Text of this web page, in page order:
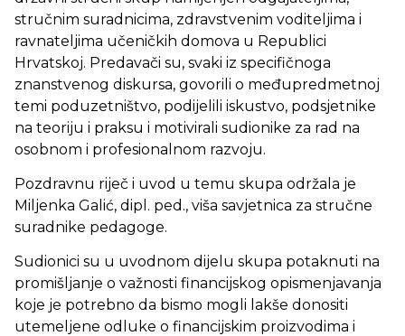
stručnim suradnicima, zdravstvenim voditeljima i
ravnateljima učeničkih domova u Republici
Hrvatskoj. Predavači su, svaki iz specifičnoga
znanstvenog diskursa, govorili o međupredmetnoj
temi poduzetništvo, podijelili iskustvo, podsjetnike
na teoriju i praksu i motivirali sudionike za rad na
osobnom i profesionalnom razvoju.
Pozdravnu riječ i uvod u temu skupa održala je
Miljenka Galić, dipl. ped., viša savjetnica za stručne
suradnike pedagoge.
Sudionici su u uvodnom dijelu skupa potaknuti na
promišljanje o važnosti financijskog opismenjavanja
koje je potrebno da bismo mogli lakše donositi
utemeljene odluke o financijskim proizvodima i